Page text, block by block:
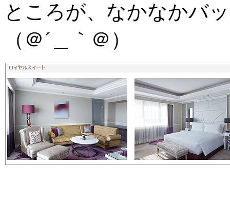
ところが、なかなかバ
（＠´＿｀＠）